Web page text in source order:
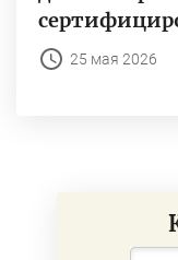
25 мая 2026